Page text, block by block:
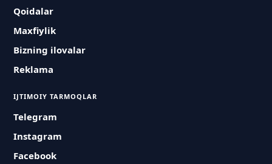
Qoidalar
Maxfiylik
Bizning ilovalar
Reklama
IJTIMOIY TARMOQLAR
Telegram
Instagram
Facebook